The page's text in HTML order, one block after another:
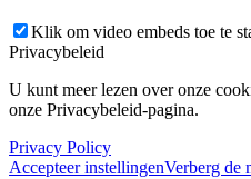
Klik om video embeds toe te
Privacybeleid
U kunt meer lezen over onze
onze Privacybeleid-pagina.
Privacy Policy
Accepteer instellingenVerberg de